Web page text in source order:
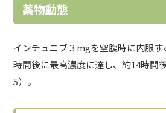
薬物動態
インチュニブ３mgを空腹時に内服す
時間後に最高濃度に達し、約14時間
5）。